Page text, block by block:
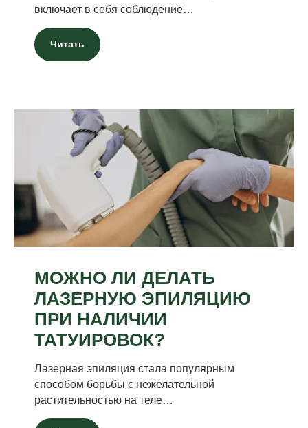
включает в себя соблюдение…
Читать
МОЖНО ЛИ ДЕЛАТЬ
ЛАЗЕРНУЮ ЭПИЛЯЦИЮ
ПРИ НАЛИЧИИ
ТАТУИРОВОК?
Лазерная эпиляция стала популярным
способом борьбы с нежелательной
растительностью на теле…